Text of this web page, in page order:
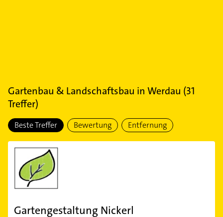
Gartenbau & Landschaftsbau in Werdau (31
Treffer)
Beste Treffer Bewertung Entfernung
Gartengestaltung Nickerl